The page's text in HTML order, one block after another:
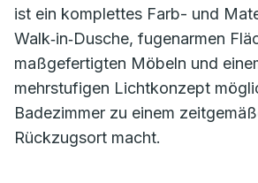
ist ein komplettes Farb- und
Walk‑in‑Dusche, fugenarmen
maßgefertigten Möbeln und
mehrstufigen Lichtkonzept
Badezimmer zu einem
Rückzugsort macht.